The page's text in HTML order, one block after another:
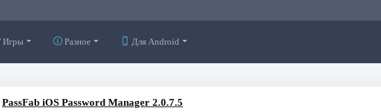
Игры Разное Для Android
PassFab iOS Password Manager 2.0.7.5